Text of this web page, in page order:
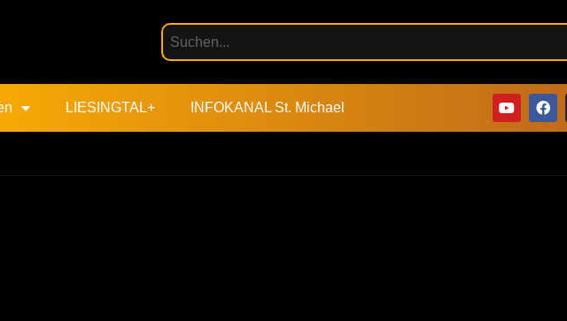
LIESINGTAL+ INFOKANAL St. Michael